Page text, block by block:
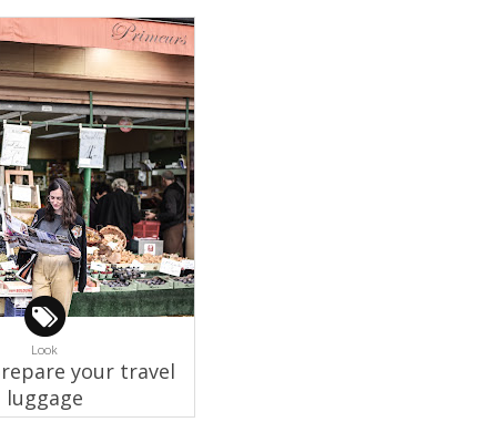
Look
your travel
luggage